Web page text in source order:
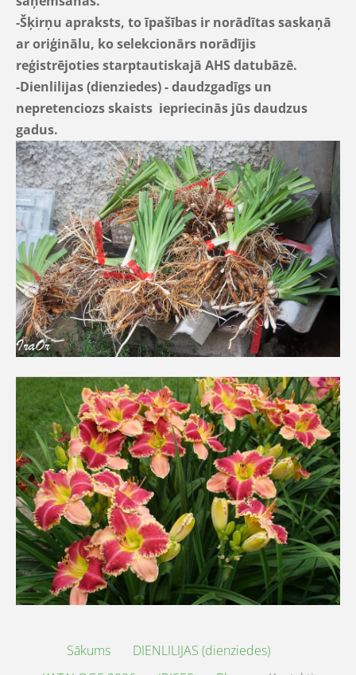
-Šķirņu apraksts, to īpašības ir norādītas saskaņā
ar oriģinālu, ko selekcionārs norādījis
reģistrējoties starptautiskajā AHS datubāzē.
-Dienlilijas (dienziedes) - daudzgadīgs un
nepretenciozs skaists iepriecinās jūs daudzus
gadus.
Sākums
DIENLILIJAS (dienziedes)